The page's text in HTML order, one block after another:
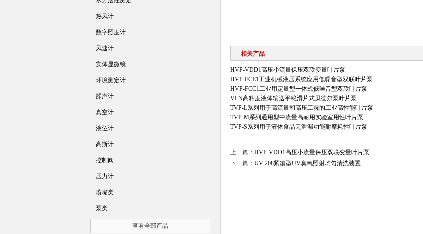
相关产品
HVP-VDD1高压小流量保压双联变量叶片泵
HVP-FCE1工业机械液压系统应用低噪音型双联叶片泵
HVP-FCC1工业用定量型一体式低噪音型双联叶片泵
VLN高粘度液体输送平稳滑片式贝德尔泵叶片泵
TVP-L系列用于高流量和高压工况的工业高性能叶片泵
TVP-M系列通用型中流量高耐用实验室用性叶片泵
TVP-S系列用于液体食品无泄漏功能耐摩耗性叶片泵
上一篇： HVP-VDD1高压小流量保压双联变量叶片泵
下一篇： UV-208紧凑型UV臭氧照射均匀清洗装置
热风计
数字照度计
风速计
实体显微镜
环境测定计
躁声计
真空计
液位计
高斯计
控制阀
压力计
喷嘴类
泵类
查看全部产品